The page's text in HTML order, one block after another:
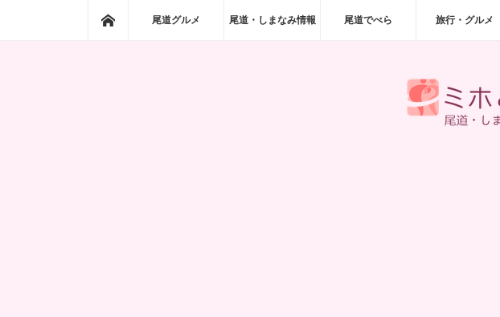
ホーム尾道グルメ 尾道・しまなみ情報 尾道でべら 旅行・グルメ